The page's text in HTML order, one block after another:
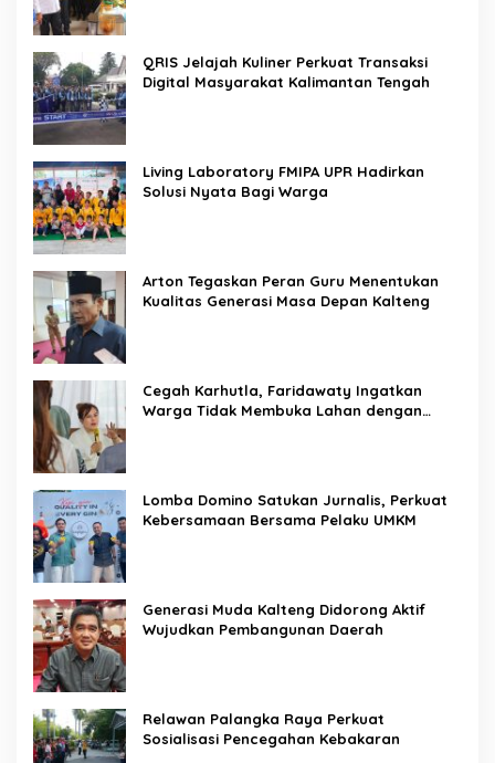
QRIS Jelajah Kuliner Perkuat Transaksi
Digital Masyarakat Kalimantan Tengah
Living Laboratory FMIPA UPR Hadirkan
Solusi Nyata Bagi Warga
Arton Tegaskan Peran Guru Menentukan
Kualitas Generasi Masa Depan Kalteng
Cegah Karhutla, Faridawaty Ingatkan
Warga Tidak Membuka Lahan dengan
Lomba Domino Satukan Jurnalis, Perkuat
Kebersamaan Bersama Pelaku UMKM
Generasi Muda Kalteng Didorong Aktif
Wujudkan Pembangunan Daerah
Relawan Palangka Raya Perkuat
Sosialisasi Pencegahan Kebakaran